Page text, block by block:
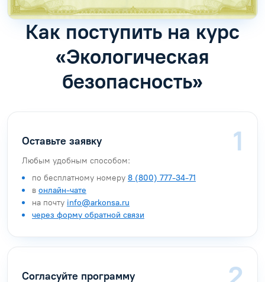
Как поступить на курс
«Экологическая
безопасность»
Оставьте заявку
Любым удобным способом:
по бесплатному номеру 8 (800) 777-34-71
в онлайн-чате
на почту info@arkonsa.ru
через форму обратной связи
Согласуйте программу